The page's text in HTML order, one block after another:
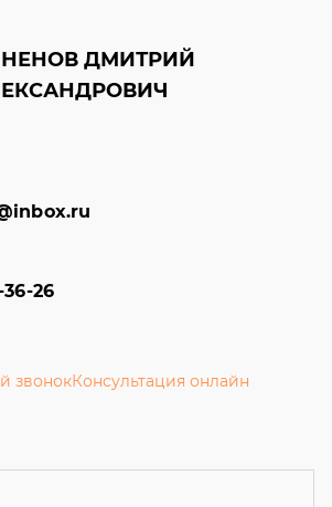
ДМИТРИЙ
36-26
звонокКонсультация онлайн